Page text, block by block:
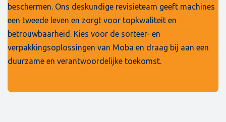
beschermen. Ons deskundige revisieteam geeft machines
een tweede leven en zorgt voor topkwaliteit en
betrouwbaarheid. Kies voor de sorteer- en
verpakkingsoplossingen van Moba en draag bij aan een
duurzame en verantwoordelijke toekomst.